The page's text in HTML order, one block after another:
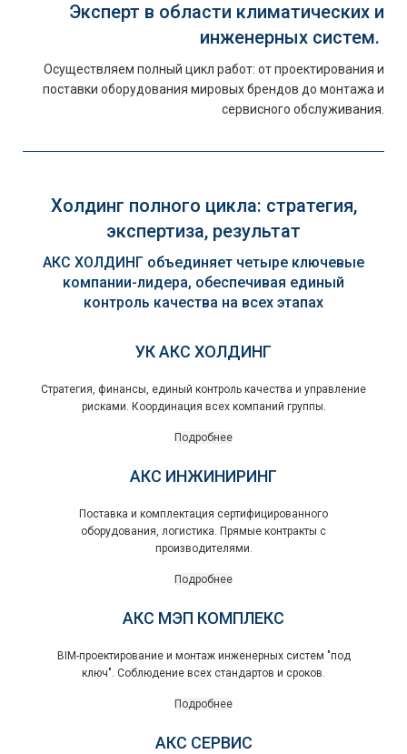
Эксперт в области климатических и
инженерных систем.
Осуществляем полный цикл работ: от проектирования и
поставки оборудования мировых брендов до монтажа и
сервисного обслуживания.
Холдинг полного цикла: стратегия,
экспертиза, результат
АКС ХОЛДИНГ объединяет четыре ключевые
компании-лидера, обеспечивая единый
контроль качества на всех этапах
УК АКС ХОЛДИНГ
Стратегия, финансы, единый контроль качества и управление
рисками. Координация всех компаний группы.
Подробнее
АКС ИНЖИНИРИНГ
Поставка и комплектация сертифицированного
оборудования, логистика. Прямые контракты с
производителями.
Подробнее
АКС МЭП КОМПЛЕКС
BIM-проектирование и монтаж инженерных систем "под
ключ". Соблюдение всех стандартов и сроков.
Подробнее
АКС СЕРВИС